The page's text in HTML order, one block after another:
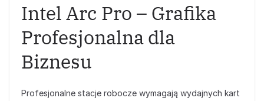
Intel Arc Pro – Grafika
Profesjonalna dla
Biznesu
Profesjonalne stacje robocze wymagają wydajnych kart